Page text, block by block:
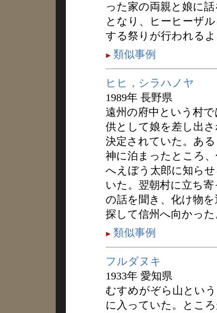
った家の両親と娘に
となり、ヒーヒーザ
する祭りが行われる
類似事例
ヒヒ，シラハノヤ
1989年 長野県
遠州の府中という村
供として娘を差し出
決定されていた。あ
神に泊まったところ
へえぼう太郎に知ら
いた。翌朝村に立ち
の話を聞き、化け物
探して信州へ向かっ
類似事例
フルダヌキ
1933年 愛知県
むすめがぞら山とい
に入っていた。とこ